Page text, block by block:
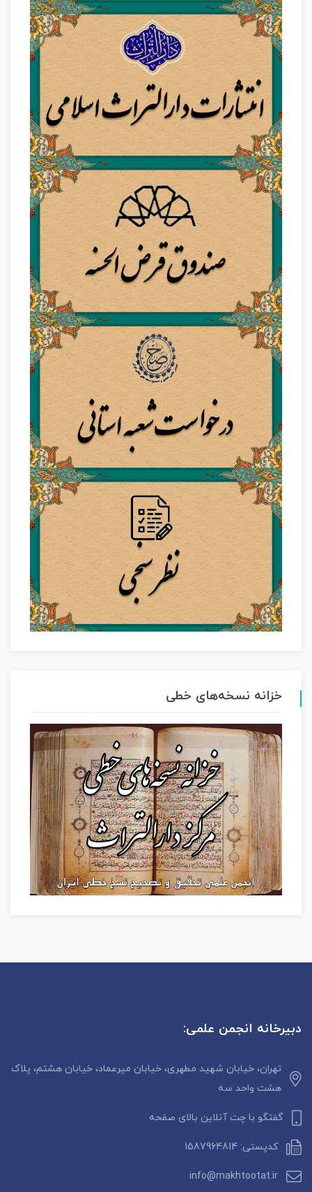
خزانه نسخه‌های خطی
دبیرخانه انجمن علمی:
تهران، خیابان شهید مطهری، خیابان میرعماد، خیابان هشتم، پلاک
هشت واحد سه
گفتگو با چت آنلاین بالای صفحه
کدپستی: 1587964814
info@makhtootat.ir